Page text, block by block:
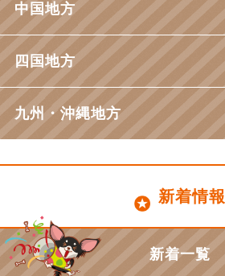
中国地方
四国地方
九州・沖縄地方
新着情報
新着一覧